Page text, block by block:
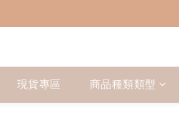
現貨專區 商品種類類型